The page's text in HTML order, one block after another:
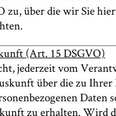
zu, über die wir Sie
(Art. 15 DSGVO)
jederzeit vom
über die zu Ihrer
Daten
zu erhalten. Wird